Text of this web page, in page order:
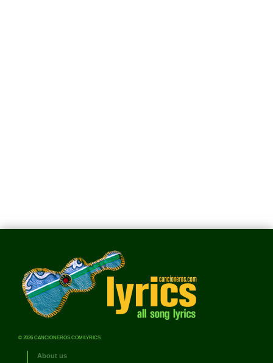
© 2026 CANCIONEROS.COM/LYRICS
About us